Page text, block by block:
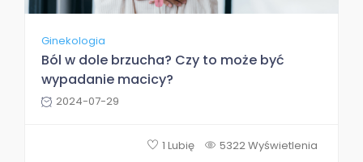
Ginekologia
Ból w dole brzucha? Czy to może być
wypadanie macicy?
2024-07-29
1 Lubię 5322 Wyświetlenia